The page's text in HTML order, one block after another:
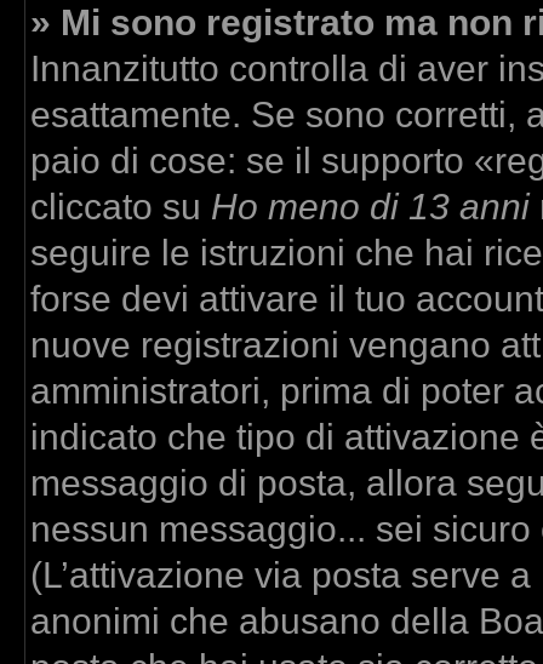
» Mi sono registrato ma non
Innanzitutto controlla di aver
esattamente. Se sono corretti,
paio di cose: se il supporto
cliccato su Ho meno di 13 anni
seguire le istruzioni che hai
forse devi attivare il tuo
nuove registrazioni vengano
amministratori, prima di poter
indicato che tipo di attivazione
messaggio di posta, allora
nessun messaggio... sei
(L’attivazione via posta serve
anonimi che abusano della